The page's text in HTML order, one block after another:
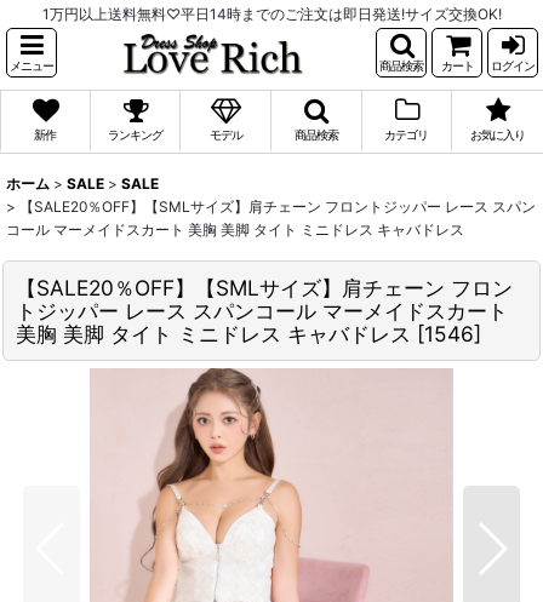
1万円以上送料無料♡平日14時までのご注文は即日発送!サイズ交換OK!
メニュー 商品検索 カート ログイン
新作 ランキング モデル 商品検索 カテゴリ お気に入り
ホーム > SALE > SALE
>
【SALE20％OFF】【SMLサイズ】肩チェーン フロントジッパー レース スパン
コール マーメイドスカート 美胸 美脚 タイト ミニドレス キャバドレス
【SALE20％OFF】【SMLサイズ】肩チェーン フロン
トジッパー レース スパンコール マーメイドスカート
美胸 美脚 タイト ミニドレス キャバドレス [1546]